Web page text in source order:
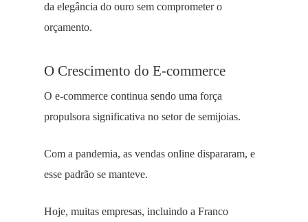
da elegância do ouro sem comprometer o
orçamento.
O Crescimento do E-commerce
O e-commerce continua sendo uma força
propulsora significativa no setor de semijoias.
Com a pandemia, as vendas online dispararam, e
esse padrão se manteve.
Hoje, muitas empresas, incluindo a Franco